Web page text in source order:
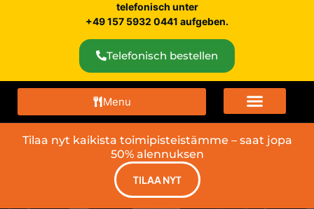
telefonisch unter
+49 157 5932 0441 aufgeben.
Telefonisch bestellen
Menu
Tilaa nyt kaikista toimipisteistämme – saat jopa
50% alennuksen
TILAA NYT